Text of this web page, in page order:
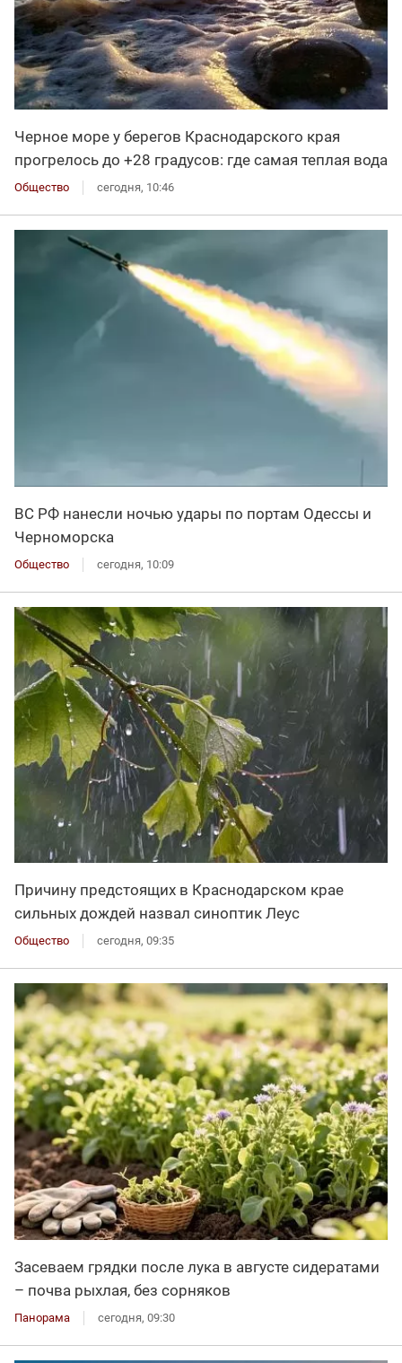
Черное море у берегов Краснодарского края
прогрелось до +28 градусов: где самая теплая вода
Общество сегодня, 10:46
ВС РФ нанесли ночью удары по портам Одессы и
Черноморска
Общество сегодня, 10:09
Причину предстоящих в Краснодарском крае
сильных дождей назвал синоптик Леус
Общество сегодня, 09:35
Засеваем грядки после лука в августе сидератами
– почва рыхлая, без сорняков
Панорама сегодня, 09:30